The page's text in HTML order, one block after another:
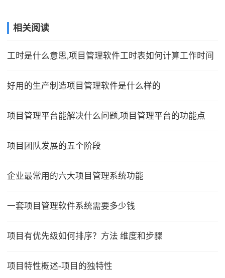
相关阅读
工时是什么意思,项目管理软件工时表如何计算工作时间
好用的生产制造项目管理软件是什么样的
项目管理平台能解决什么问题,项目管理平台的功能点
项目团队发展的五个阶段
企业最常用的六大项目管理系统功能
一套项目管理软件系统需要多少钱
项目有优先级如何排序？方法 维度和步骤
项目特性概述-项目的独特性